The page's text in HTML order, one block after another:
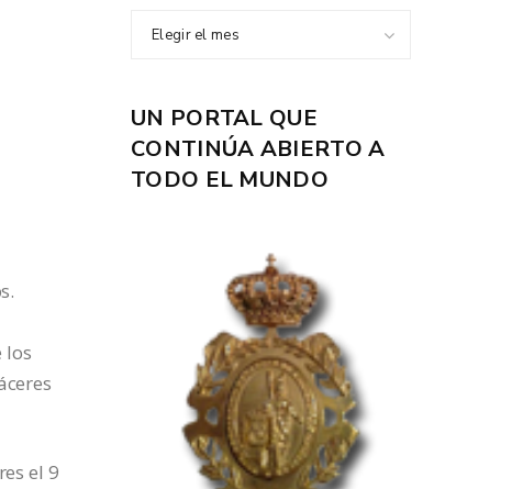
los
el 9
Elegir el mes
UN PORTAL QUE
CONTINÚA ABIERTO A
TODO EL MUNDO